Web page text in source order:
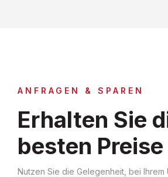
ANFRAGEN & SPAREN
Erhalten Sie
besten
Nutzen Sie die Gelegenheit, bei Ihrem